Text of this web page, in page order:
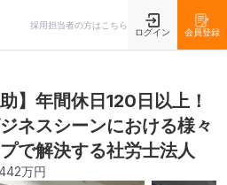
採用担当者の方はこちら
ログイン 会員登録
】年間休日120日以上！
ネスシーンにおける様々
で解決する社労士法人
万円